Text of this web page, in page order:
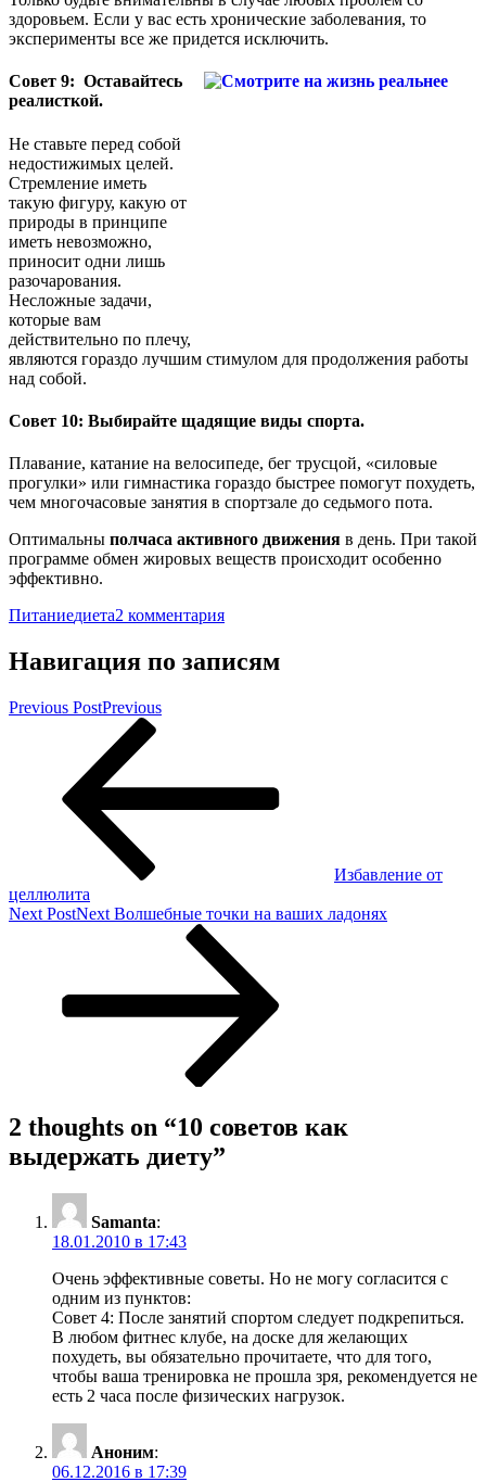
здоровьем. Если у вас есть хронические заболевания, то
эксперименты все же придется исключить.
Совет 9: Оставайтесь
реалисткой.
Не ставьте перед собой
недостижимых целей.
Стремление иметь
такую фигуру, какую от
природы в принципе
иметь невозможно,
приносит одни лишь
разочарования.
Несложные задачи,
которые вам
действительно по плечу,
являются гораздо лучшим стимулом для продолжения работы
над собой.
Совет 10: Выбирайте щадящие виды спорта.
Плавание, катание на велосипеде, бег трусцой, «силовые
прогулки» или гимнастика гораздо быстрее помогут похудеть,
чем многочасовые занятия в спортзале до седьмого пота.
Оптимальны полчаса активного движения в день. При такой
программе обмен жировых веществ происходит особенно
эффективно.
Питаниедиета2 комментария
Навигация по записям
Previous PostPrevious
Избавление от
целлюлита
Next PostNext Волшебные точки на ваших ладонях
2 thoughts on “10 советов как
выдержать диету”
Samanta:
18.01.2010 в 17:43
Очень эффективные советы. Но не могу согласится с
одним из пунктов:
Совет 4: После занятий спортом следует подкрепиться.
В любом фитнес клубе, на доске для желающих
похудеть, вы обязательно прочитаете, что для того,
чтобы ваша тренировка не прошла зря, рекомендуется не
есть 2 часа после физических нагрузок.
Аноним:
06.12.2016 в 17:39